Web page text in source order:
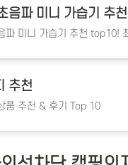
음파 미니 가습기 추천
파 미니 가습기 추천 top10!
추천
품 추천 & 후기 Top 10